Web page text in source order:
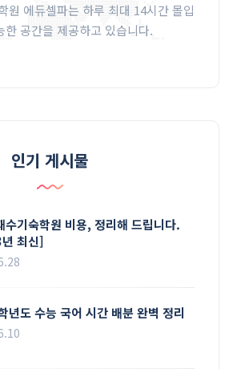
원 에듀셀파는 하루 최대 14시간 몰입
한 공간을 제공하고 있습니다.
인기 게시물
수기숙학원 비용, 정리해 드립니다.
최신]
년도 수능 국어 시간 배분 완벽 정리